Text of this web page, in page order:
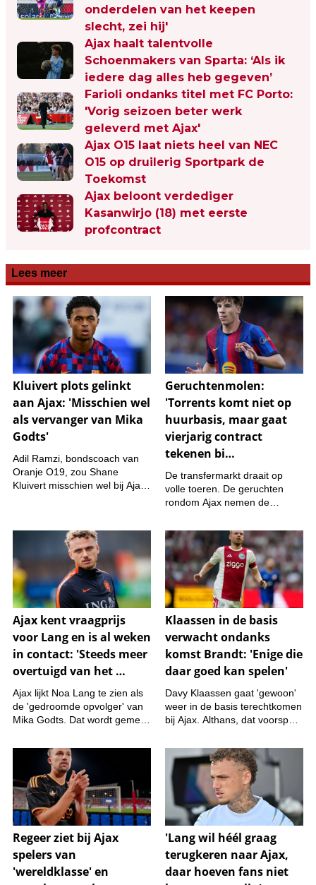
onderdelen van het keepen
slecht, zei hij'
Ajax haalt talentvolle
Schoenmakers van Sparta: ‘Als ik
iedere dag alles heb gegeven’
Farioli ondanks titel met FC Porto:
'Vorig seizoen beter werk
geleverd met Ajax'
Ajax O15 laat niets heel van NEC
O15 op druilerig Sportpark de
Toekomst
Ajax beloont verdediger
Kasanwirjo (18) met eerste
profcontract